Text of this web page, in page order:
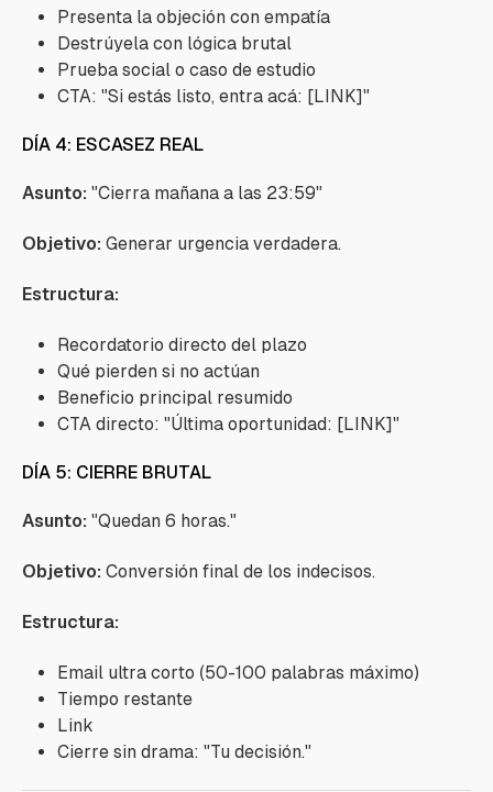
Presenta la objeción con empatía
Destrúyela con lógica brutal
Prueba social o caso de estudio
CTA: "Si estás listo, entra acá: [LINK]"
DÍA 4: ESCASEZ REAL
Asunto: "Cierra mañana a las 23:59"
Objetivo: Generar urgencia verdadera.
Estructura:
Recordatorio directo del plazo
Qué pierden si no actúan
Beneficio principal resumido
CTA directo: "Última oportunidad: [LINK]"
DÍA 5: CIERRE BRUTAL
Asunto: "Quedan 6 horas."
Objetivo: Conversión final de los indecisos.
Estructura:
Email ultra corto (50-100 palabras máximo)
Tiempo restante
Link
Cierre sin drama: "Tu decisión."